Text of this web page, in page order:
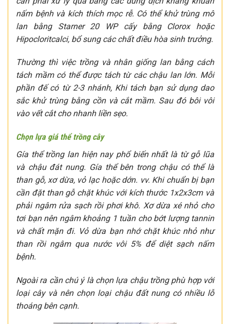
nấm bệnh và kích thích mọc rễ. Có thể khử trùng mô
lan bằng Starner 20 WP cấy bằng Clorox hoặc
Hipocloritcalci, bổ sung các chất điều hòa sinh trưởng.
Thường thì việc trồng và nhân giống lan bằng cách
tách mầm có thể được tách từ các chậu lan lớn. Mỗi
phần đế có từ 2-3 nhánh, Khi tách bạn sử dụng dao
sắc khử trùng bằng cồn và cắt mầm. Sau đó bôi vôi
vào vết cắt cho nhanh liền sẹo.
Chọn lựa giá thể trồng cây
Gía thể trồng lan hiện nay phổ biến nhất là từ gỗ lũa
và chậu đát nung. Gía thể bên trong chậu có thể là
than gỗ, xơ dừa, vỏ lạc hoặc dớn. vv. Khi chuẩn bị bạn
cần đặt than gỗ chặt khúc với kích thước 1x2x3cm và
phải ngâm rửa sạch rồi phơi khô. Xơ dừa xé nhỏ cho
tơi bạn nên ngâm khoảng 1 tuần cho bớt lượng tannin
và chất mặn đi. Vỏ dừa bạn nhớ chặt khúc nhỏ như
than rồi ngâm qua nước vôi 5% để diệt sạch nấm
bệnh.
Ngoài ra cần chú ý là chọn lựa chậu trồng phù hợp với
loại cây và nên chọn loại chậu đất nung có nhiều lỗ
thoáng bên cạnh.